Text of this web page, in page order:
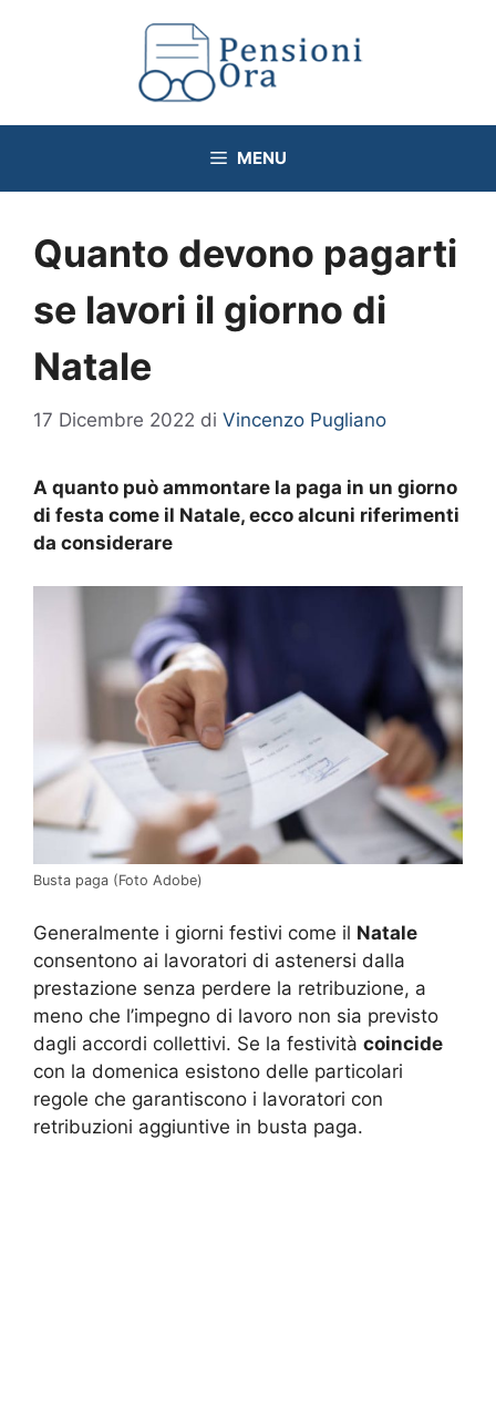
MENU
Quanto devono pagarti
se lavori il giorno di
Natale
17 Dicembre 2022 di Vincenzo Pugliano
A quanto può ammontare la paga in un giorno
di festa come il Natale, ecco alcuni riferimenti
da considerare
Busta paga (Foto Adobe)
Generalmente i giorni festivi come il Natale
consentono ai lavoratori di astenersi dalla
prestazione senza perdere la retribuzione, a
meno che l’impegno di lavoro non sia previsto
dagli accordi collettivi. Se la festività coincide
con la domenica esistono delle particolari
regole che garantiscono i lavoratori con
retribuzioni aggiuntive in busta paga.